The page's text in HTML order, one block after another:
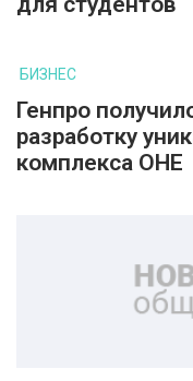
БИЗНЕС
Генпро
разработку
комплекса ОНЕ